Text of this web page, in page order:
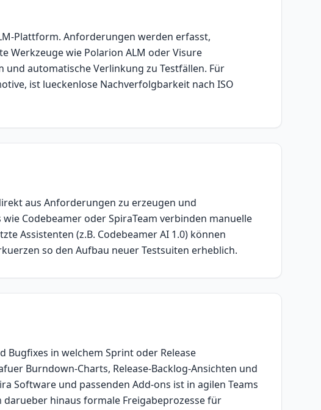
Plattform. Anforderungen werden erfasst,
Werkzeuge wie Polarion ALM oder Visure
und automatische Verlinkung zu Testfällen. Für
ist lueckenlose Nachverfolgbarkeit nach ISO
aus Anforderungen zu erzeugen und
Codebeamer oder SpiraTeam verbinden manuelle
Assistenten (z.B. Codebeamer AI 1.0) können
so den Aufbau neuer Testsuiten erheblich.
Bugfixes in welchem Sprint oder Release
Burndown-Charts, Release-Backlog-Ansichten und
Software und passenden Add-ons ist in agilen Teams
hinaus formale Freigabeprozesse für